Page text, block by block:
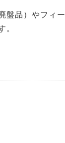
盤品）やフィ
。